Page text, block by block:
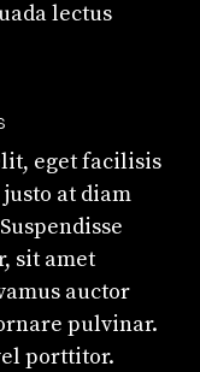
lectus
eget facilisis
at diam
sit amet
auctor
pulvinar.
porttitor.